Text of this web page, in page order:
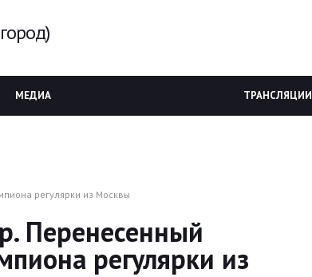
МЕДИА ТРАНСЛЯЦИИ
регулярки из Москвы
Перенесенный
регулярки из